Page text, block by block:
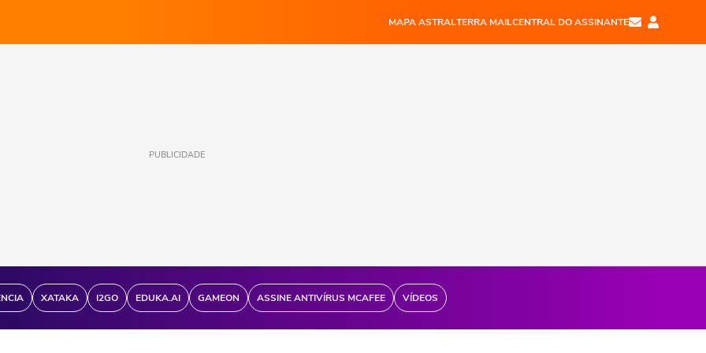
MAPA ASTRALTERRA MAILCENTRAL DO ASSINANTE
PUBLICIDADE
XATAKA I2GO EDUKA.AI GAMEON ASSINE ANTIVÍRUS MCAFEE VÍDEOS